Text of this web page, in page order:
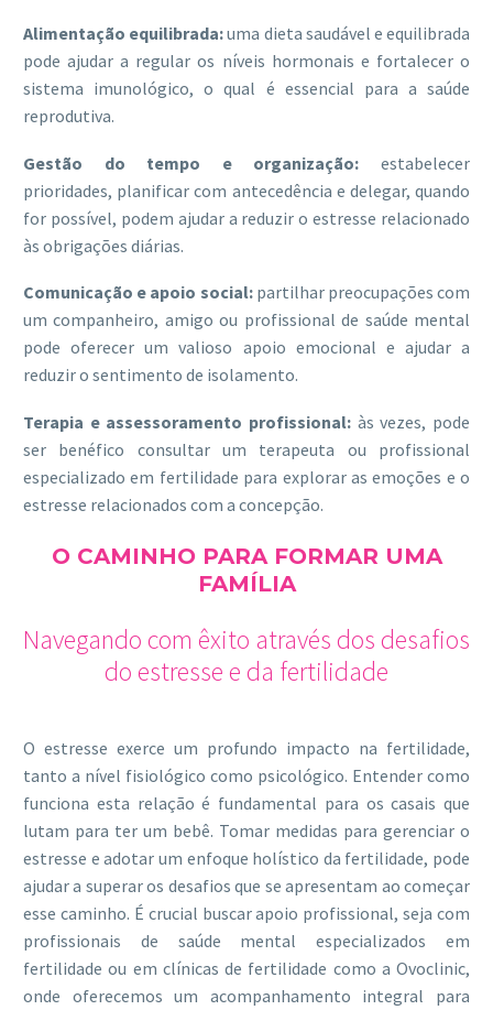
Alimentação equilibrada:uma dieta saudável e equilibrada
pode ajudar a regular os níveis hormonais e fortalecer o
sistema imunológico, o qual é essencial para a saúde
reprodutiva.
Gestão do tempo e organização: estabelecer
prioridades, planificar com antecedência e delegar, quando
for possível, podem ajudar a reduzir o estresse relacionado
às obrigações diárias.
Comunicação e apoio social: partilhar preocupações com
um companheiro, amigo ou profissional de saúde mental
pode oferecer um valioso apoio emocional e ajudar a
reduzir o sentimento de isolamento.
Terapia e assessoramento profissional: às vezes, pode
ser benéfico consultar um terapeuta ou profissional
especializado em fertilidade para explorar as emoções e o
estresse relacionados com a concepção.
O CAMINHO PARA FORMAR UMA
FAMÍLIA
Navegando com êxito através dos desafios
do estresse e da fertilidade
O estresse exerce um profundo impacto na fertilidade,
tanto a nível fisiológico como psicológico. Entender como
funciona esta relação é fundamental para os casais que
lutam para ter um bebê. Tomar medidas para gerenciar o
estresse e adotar um enfoque holístico da fertilidade, pode
ajudar a superar os desafios que se apresentam ao começar
esse caminho. É crucial buscar apoio profissional, seja com
profissionais de saúde mental especializados em
fertilidade ou em clínicas de fertilidade como a Ovoclinic,
onde oferecemos um acompanhamento integral para